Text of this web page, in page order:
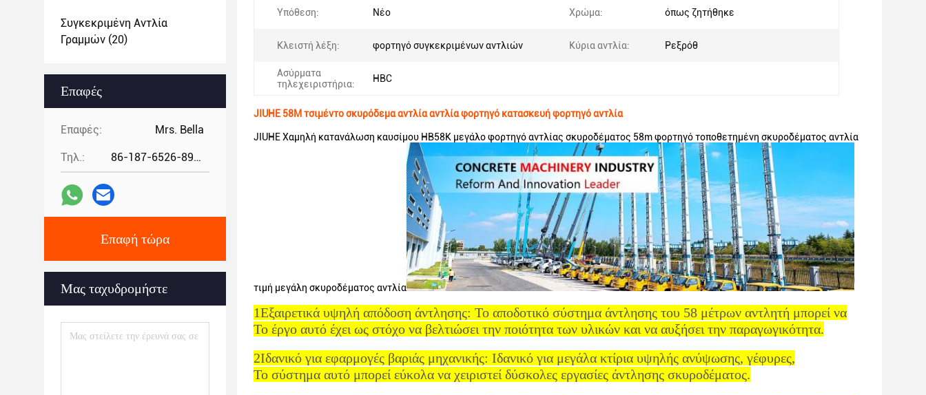
Συγκεκριμένη Αντλία
Γραμμών (20)
Επαφές
Επαφές: Mrs. Bella
Τηλ.: 86-187-6526-8972
Επαφή τώρα
Μας ταχυδρομήστε
Υπόθεση: Νέο Χρώμα: όπως ζητήθηκε
Κλειστή λέξη: φορτηγό συγκεκριμένων αντλιών Κύρια αντλία: Ρεξρόθ
Ασύρματα
τηλεχειριστήρια:
HBC
JIUHE 58M τσιμέντο σκυρόδεμα αντλία αντλία φορτηγό κατασκευή φορτηγό αντλία
JIUHE Χαμηλή κατανάλωση καυσίμου HB58K μεγάλο φορτηγό αντλίας σκυροδέματος 58m φορτηγό τοποθετημένη σκυροδέματος αντλία
τιμή μεγάλη σκυροδέματος αντλία
1Εξαιρετικά υψηλή απόδοση άντλησης: Το αποδοτικό σύστημα άντλησης του 58 μέτρων αντλητή μπορεί να
Το έργο αυτό έχει ως στόχο να βελτιώσει την ποιότητα των υλικών και να αυξήσει την παραγωγικότητα.
2Ιδανικό για εφαρμογές βαριάς μηχανικής: Ιδανικό για μεγάλα κτίρια υψηλής ανύψωσης, γέφυρες,
Το σύστημα αυτό μπορεί εύκολα να χειριστεί δύσκολες εργασίες άντλησης σκυροδέματος.